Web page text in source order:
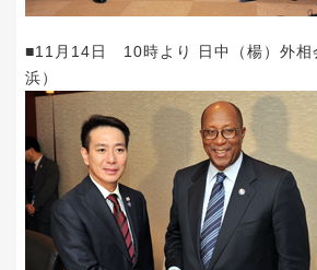
■11月14日 10時より 日中（楊）外相
浜）